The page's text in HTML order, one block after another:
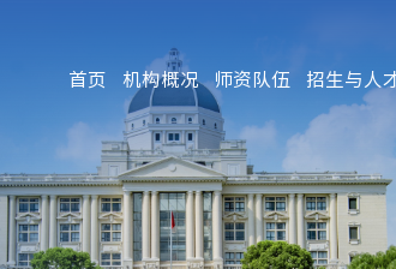
首页 机构概况 师资队伍 招生与人